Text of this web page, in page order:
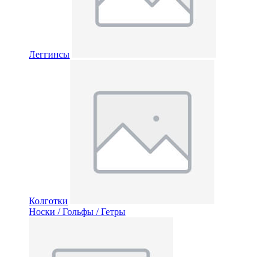
Леггинсы
Колготки
Носки / Гольфы / Гетры